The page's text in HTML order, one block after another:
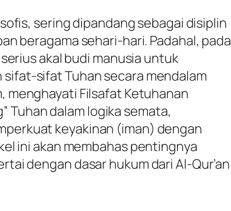
sering dipandang sebagai disiplin
beragama sehari-hari. Padahal, pada
akal budi manusia untuk
sifat Tuhan secara mendalam
menghayati Filsafat Ketuhanan
Tuhan dalam logika semata,
keyakinan (iman) dengan
ini akan membahas pentingnya
dengan dasar hukum dari Al-Qur’an